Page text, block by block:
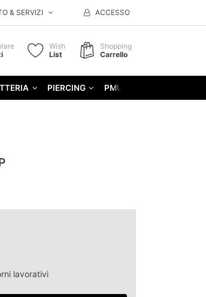
& SERVIZI ACCESSO
Wish
List
Shopping
Carrello
PIERCING PMU
lavorativi